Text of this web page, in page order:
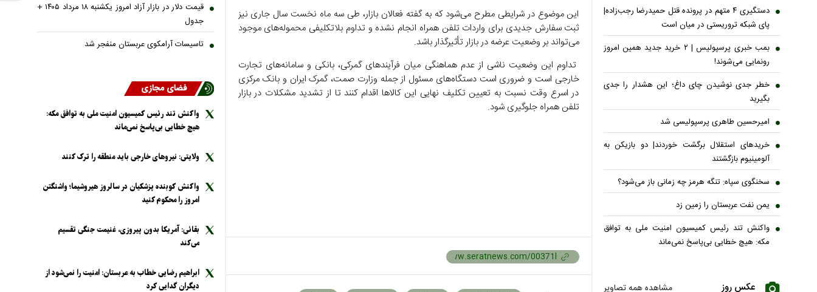
این موضوع در شرایطی مطرح می‌شود که به گفته فعالان بازار، طی سه ماه نخست سال جاری نیز
ثبت سفارش جدیدی برای واردات تلفن همراه انجام نشده و تداوم بلاتکلیفی محموله‌های موجود
می‌تواند بر وضعیت عرضه در بازار تأثیرگذار باشد.
تداوم این وضعیت ناشی از عدم هماهنگی میان فرآیندهای گمرکی، بانکی و سامانه‌های تجارت
خارجی است و ضروری است دستگاه‌های مسئول از جمله وزارت صمت، گمرک ایران و بانک مرکزی
در اسرع وقت نسبت به تعیین تکلیف نهایی این کالاها اقدام کنند تا از تشدید مشکلات در بازار
تلفن همراه جلوگیری شود.
دستگیری ۴ متهم در پرونده قتل حمیدرضا رجب‌زاده|
پای شبکه تروریستی در میان است
بمب خبری پرسپولیس | ۲ خرید جدید همین امروز
رونمایی می‌شوند!
خطر جدی نوشیدن چای داغ؛ این هشدار را جدی
بگیرید
امیرحسین طاهری پرسپولیسی شد
خریدهای استقلال برگشت خوردند| دو بازیکن به
آلومینیوم بازگشتند
سخنگوی سپاه: تنگه هرمز چه زمانی باز می‌شود؟
یمن نفت عربستان را زمین زد
واکنش تند رئیس کمیسیون امنیت ملی به توافق
مکه: هیچ خطایی بی‌پاسخ نمی‌ماند
عکس روز مشاهده همه تصاویر
قیمت دلار در بازار آزاد امروز یکشنبه ۱۸ مرداد ۱۴۰۵ +
جدول
تاسیسات آرامکوی عربستان منفجر شد
فضای مجازی
واکنش تند رئیس کمیسیون امنیت ملی به توافق مکه:
هیچ خطایی بی‌پاسخ نمی‌ماند
ولایتی: نیرو‌های خارجی باید منطقه را ترک کنند
واکنش کوبنده پزشکیان در سالروز هیروشیما؛ واشنگتن
امروز را محکوم کنید
بقائی: آمریکا بدون پیروزی، غنیمت جنگی تقسیم
می‌کند
ابراهیم رضایی خطاب به عربستان: امنیت را نمی‌شود از
دیگران گدایی کرد